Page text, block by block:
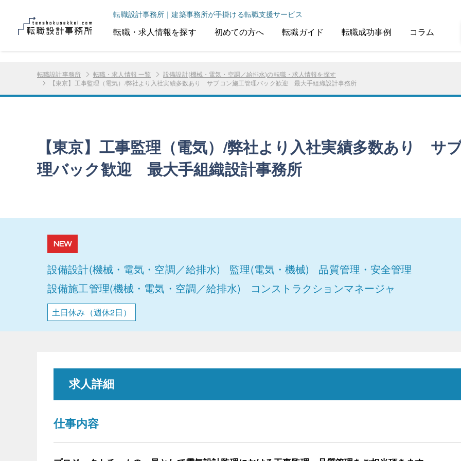
転職設計事務所｜建築事務所が手掛ける転職支援サービス
転職・求人情報を探す 初めての方へ 転職ガイド 転職成功事例 コラム
転職設計事務所 転職・求人情報 一覧
設備設計(機械・電気・空調／給排水)の転職・求人情報を探す
【東京】工事監理（電気）/弊社より入社実績多数あり サブコン施工管理バック歓迎 最大手組織設計事務所
【東京】工事監理（電気）/弊社より入社実績多数あり サ
理バック歓迎 最大手組織設計事務所
NEW
設備設計(機械・電気・空調／給排水) 監理(電気・機械)
品質管理・安全管理
設備施工管理(機械・電気・空調／給排水)
コンストラクションマネージャ
土日休み（週休2日）
求人詳細
仕事内容